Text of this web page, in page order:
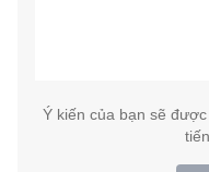
Ý kiến của bạn sẽ